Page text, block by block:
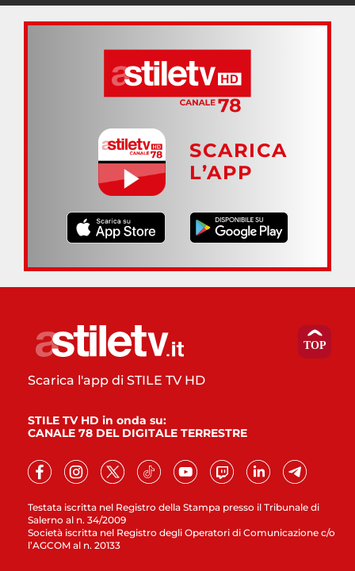
SCARICA
L’APP
Testata iscritta nel Registro della Stampa presso il Tribunale di
Salerno al n. 34/2009
Società iscritta nel Registro degli Operatori di Comunicazione c/o
l’AGCOM al n. 20133
Scarica l'app di STILE TV HD
STILE TV HD in onda su:
CANALE 78 DEL DIGITALE TERRESTRE